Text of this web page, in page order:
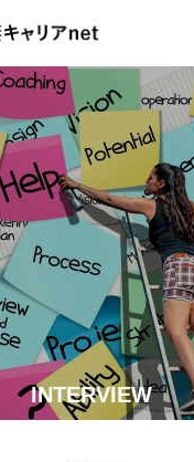
INTERVIEW